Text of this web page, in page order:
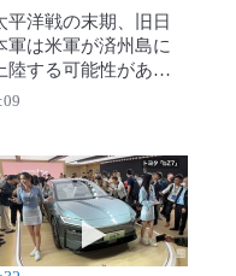
平洋戦の末期、旧日
軍は米軍が済州島に
上陸する可能性がある
みて、決戦の準備を
作戦を計画していた
されるが、日本側は
州や済州島を含む7カ
を予想地点としたか
だ。済州島陥落後、
の旧日本軍武装解除の映像
動画を再生 上海